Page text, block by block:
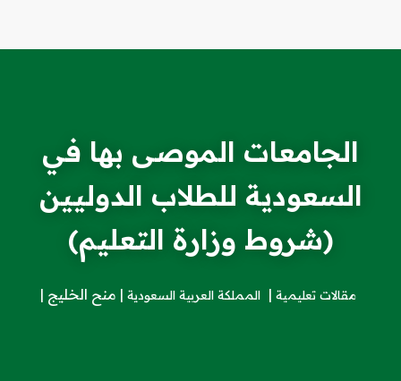
الجامعات الموصى بها في
السعودية للطلاب الدوليين
(شروط وزارة التعليم)
مقالات تعليمية المملكة العربية السعودية منح الخليج